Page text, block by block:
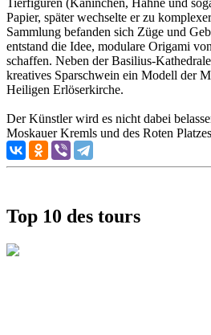
Papier, später wechselte er zu
Sammlung befanden sich Züge und
entstand die Idee, modulare Origami
schaffen. Neben der Basilius-
kreatives Sparschwein ein Modell der
Heiligen Erlöserkirche.
Der Künstler wird es nicht dabei
Moskauer Kremls und des Roten
Top 10 des tours